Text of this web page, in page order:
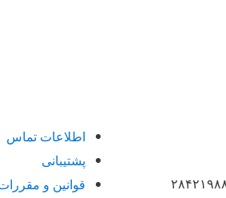
اطلاعات تماس
پشتیبانی
قوانین و